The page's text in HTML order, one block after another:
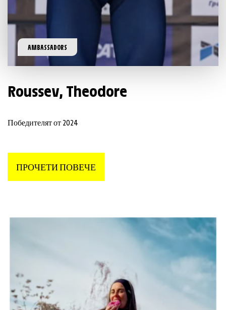
AMBASSADORS
Roussev, Theodore
Победителят от 2024
ПРОЧЕТИ ПОВЕЧЕ